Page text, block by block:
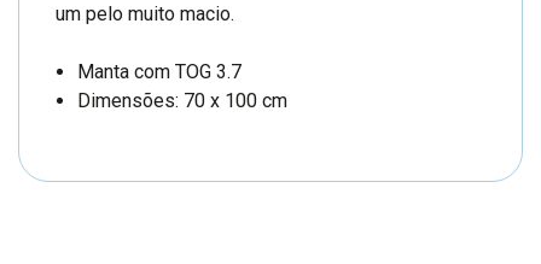
um pelo muito macio.
Manta com TOG 3.7
Dimensões: 70 x 100 cm